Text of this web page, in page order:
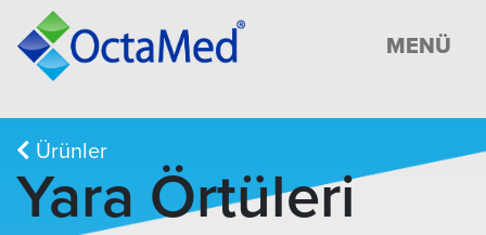
MENÜ
Ürünler
Yara Örtüleri